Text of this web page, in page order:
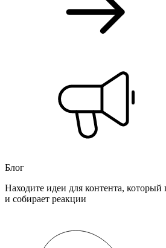
Блог
Находите идеи для контента,
и собирает реакции